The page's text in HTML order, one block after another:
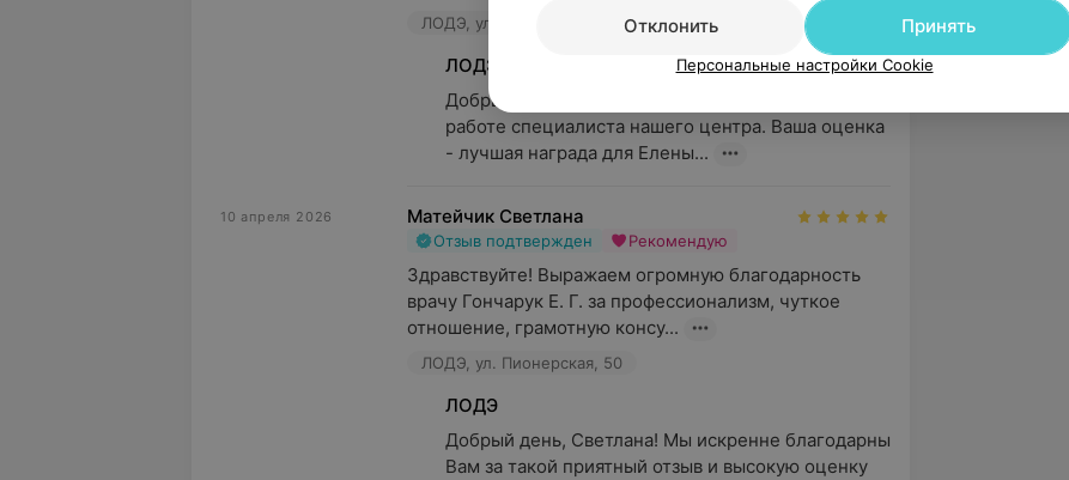
ЛОДЭ, ул. Пионерская, 50
ЛОДЭ
Добрый день, Алексей! Благодарим Вас за отзыв о
работе специалиста нашего центра. Ваша оценка
- лучшая награда для Елены...
10 апреля 2026 Матейчик Светлана
Отзыв подтвержден Рекомендую
Здравствуйте! Выражаем огромную благодарность
врачу Гончарук Е. Г. за профессионализм, чуткое
отношение, грамотную консу...
ЛОДЭ, ул. Пионерская, 50
ЛОДЭ
Добрый день, Светлана! Мы искренне благодарны
Вам за такой приятный отзыв и высокую оценку
Отклонить
Принять
Персональные настройки Cookie